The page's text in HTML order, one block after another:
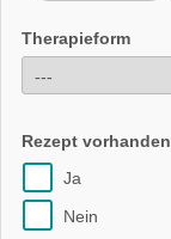
Therapieform
Rezept vorhanden
Ja
Nein